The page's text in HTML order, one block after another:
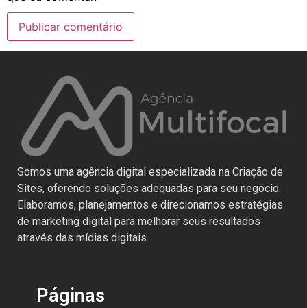
Somos uma agência digital especializada na Criação de
Sites, oferendo soluções adequadas para seu negócio.
Elaboramos, planejamentos e direcionamos estratégias
de marketing digital para melhorar seus resultados
através das mídias digitais.
Páginas